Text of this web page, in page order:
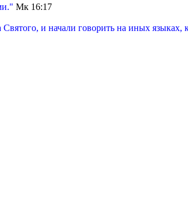
Мк 16:17
и начали говорить на иных языках,